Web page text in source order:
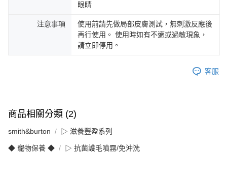
眼睛
注意事項
使用前請先做局部皮膚測試，無刺激反應後
再行使用。 使用時如有不適或過敏現象，
請立即停用。
客服
商品相關分類 (2)
smith&burton ▷ 滋養豐盈系列
◆ 寵物保養 ◆ ▷ 抗菌護毛噴霧/免沖洗